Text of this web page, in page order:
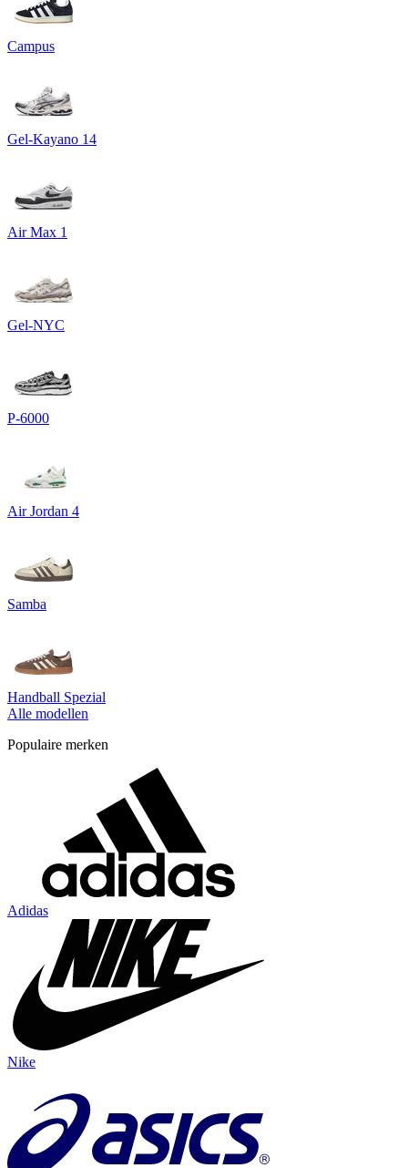
Campus
Gel-Kayano 14
Air Max 1
Gel-NYC
P-6000
Air Jordan 4
Samba
Handball Spezial
Alle modellen
Populaire merken
Adidas
Nike